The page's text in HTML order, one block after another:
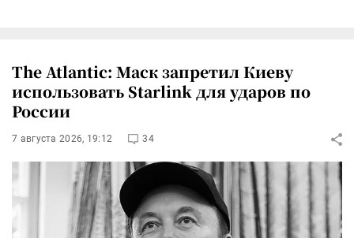
The Atlantic: Маск запретил Киеву
использовать Starlink для ударов по
России
7 августа 2026, 19:12 34